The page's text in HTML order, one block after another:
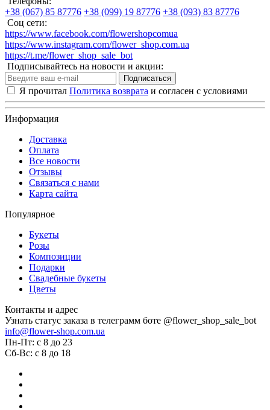
+38 (067) 85 87776 +38 (099) 19 87776 +38 (093) 83 87776
Соц сети:
https://www.facebook.com/flowershopcomua
https://www.instagram.com/flower_shop.com.ua
https://t.me/flower_shop_sale_bot
Подписывайтесь на новости и акции:
Подписаться
Я прочитал Политика возврата и согласен с условиями
Информация
Доставка
Оплата
Все новости
Отзывы
Связаться с нами
Карта сайта
Популярное
Букеты
Розы
Композиции
Подарки
Свадебные букеты
Цветы
Контакты и адрес
Узнать статус заказа в телеграмм боте @flower_shop_sale_bot
info@flower-shop.com.ua
Пн-Пт: с 8 до 23
Сб-Вс: с 8 до 18